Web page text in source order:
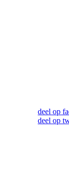
deel op
deel op